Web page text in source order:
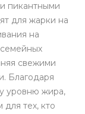
пикантными
для жарки на
на
свежими
Благодаря
уровню жира,
тех, кто